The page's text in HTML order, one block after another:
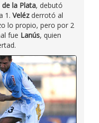
de la Plata, debutó
1. Velézderrotó al
lo propio, pero por 2
fue Lanús, quien